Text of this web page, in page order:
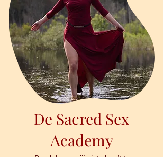
De Sacred Sex
Academy